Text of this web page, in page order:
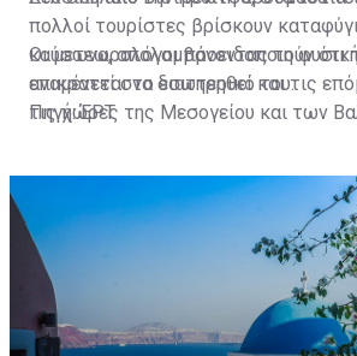
πολλοί τουρίστες βρίσκουν
καύσωνα, απολαμβάνοντας τη
επικρατεί στο εσωτερικό του.
Οι μετεωρολόγοι προειδοποιούν
αναμένεται να διατηρηθεί και τις
τις χώρες της Μεσογείου και των
θερμοκρασίες και αυξημένους
δημόσια υγεία και την εκδήλωση
Πηγή: ΕΡΤ